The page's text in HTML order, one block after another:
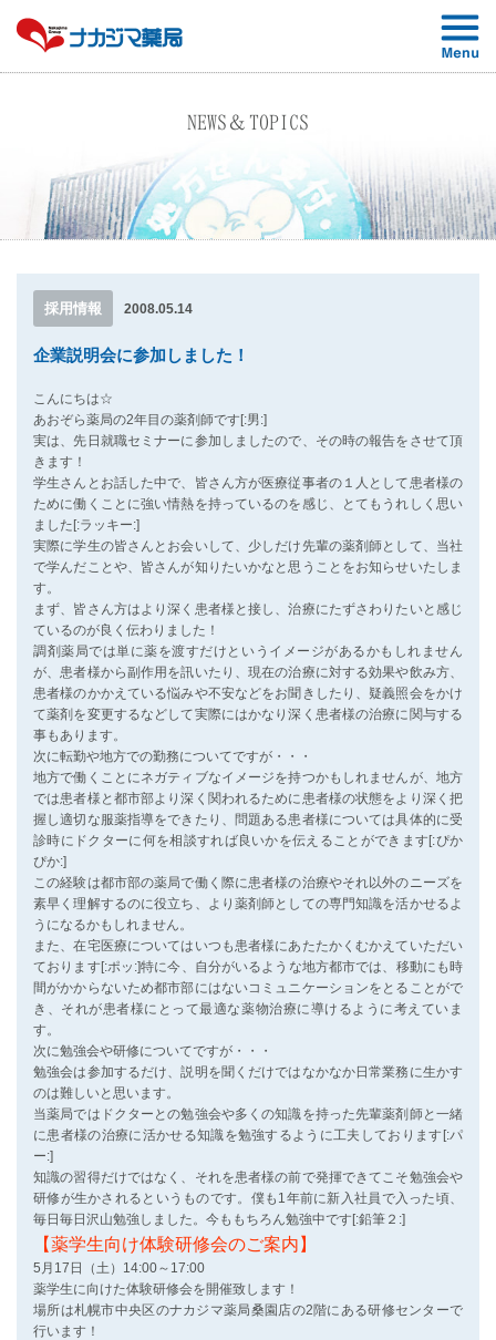
NEWS＆TOPICS
採用情報 2008.05.14
企業説明会に参加しました！
こんにちは☆
あおぞら薬局の2年目の薬剤師です[:男:]
実は、先日就職セミナーに参加しましたので、その時の報告をさせて頂
きます！
学生さんとお話した中で、皆さん方が医療従事者の１人として患者様の
ために働くことに強い情熱を持っているのを感じ、とてもうれしく思い
ました[:ラッキー:]
実際に学生の皆さんとお会いして、少しだけ先輩の薬剤師として、当社
で学んだことや、皆さんが知りたいかなと思うことをお知らせいたしま
す。
まず、皆さん方はより深く患者様と接し、治療にたずさわりたいと感じ
ているのが良く伝わりました！
調剤薬局では単に薬を渡すだけというイメージがあるかもしれません
が、患者様から副作用を訊いたり、現在の治療に対する効果や飲み方、
患者様のかかえている悩みや不安などをお聞きしたり、疑義照会をかけ
て薬剤を変更するなどして実際にはかなり深く患者様の治療に関与する
事もあります。
次に転勤や地方での勤務についてですが・・・
地方で働くことにネガティブなイメージを持つかもしれませんが、地方
では患者様と都市部より深く関われるために患者様の状態をより深く把
握し適切な服薬指導をできたり、問題ある患者様については具体的に受
診時にドクターに何を相談すれば良いかを伝えることができます[:ぴか
ぴか:]
この経験は都市部の薬局で働く際に患者様の治療やそれ以外のニーズを
素早く理解するのに役立ち、より薬剤師としての専門知識を活かせるよ
うになるかもしれません。
また、在宅医療についてはいつも患者様にあたたかくむかえていただい
ております[:ポッ:]特に今、自分がいるような地方都市では、移動にも時
間がかからないため都市部にはないコミュニケーションをとることがで
き、それが患者様にとって最適な薬物治療に導けるように考えていま
す。
次に勉強会や研修についてですが・・・
勉強会は参加するだけ、説明を聞くだけではなかなか日常業務に生かす
のは難しいと思います。
当薬局ではドクターとの勉強会や多くの知識を持った先輩薬剤師と一緒
に患者様の治療に活かせる知識を勉強するように工夫しております[:パ
ー:]
知識の習得だけではなく、それを患者様の前で発揮できてこそ勉強会や
研修が生かされるというものです。僕も1年前に新入社員で入った頃、
毎日毎日沢山勉強しました。今ももちろん勉強中です[:鉛筆２:]
【薬学生向け体験研修会のご案内】
5月17日（土）14:00～17:00
薬学生に向けた体験研修会を開催致します！
場所は札幌市中央区のナカジマ薬局桑園店の2階にある研修センターで
行います！